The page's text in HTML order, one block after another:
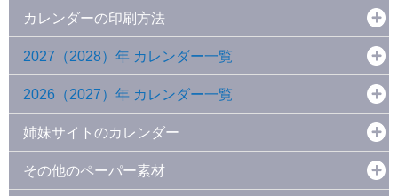
カレンダーの印刷方法
2027（2028）年 カレンダー一覧
2026（2027）年 カレンダー一覧
姉妹サイトのカレンダー
その他のペーパー素材